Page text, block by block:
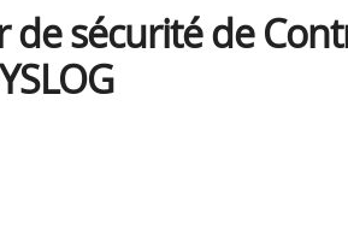
sécurité de